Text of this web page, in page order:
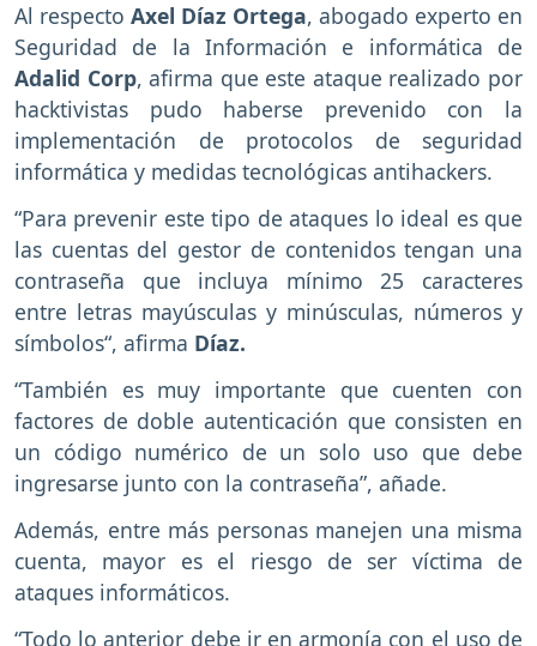
Al respecto Axel Díaz Ortega, abogado experto en
Seguridad de la Información e informática de
Adalid Corp, afirma que este ataque realizado por
hacktivistas pudo haberse prevenido con la
implementación de protocolos de seguridad
informática y medidas tecnológicas antihackers.
“Para prevenir este tipo de ataques lo ideal es que
las cuentas del gestor de contenidos tengan una
contraseña que incluya mínimo 25 caracteres
entre letras mayúsculas y minúsculas, números y
símbolos“, afirma Díaz.
“También es muy importante que cuenten con
factores de doble autenticación que consisten en
un código numérico de un solo uso que debe
ingresarse junto con la contraseña”, añade.
Además, entre más personas manejen una misma
cuenta, mayor es el riesgo de ser víctima de
ataques informáticos.
“Todo lo anterior debe ir en armonía con el uso de